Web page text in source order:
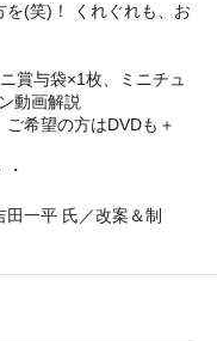
(笑)！ くれぐれも、お
賞与袋×1枚、ミニチュ
動画解説
希望の方はDVDも＋
一平 氏／改案＆制